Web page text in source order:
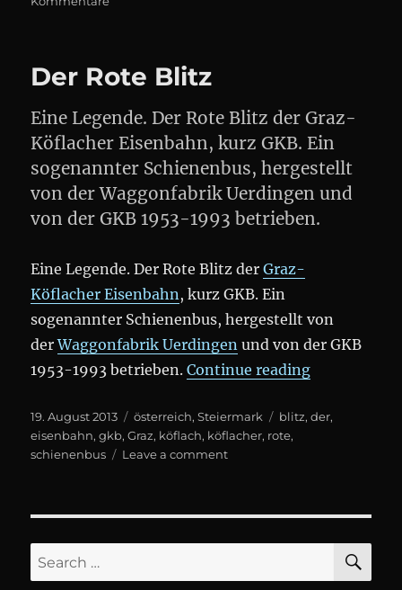
Köflacher-
übrig
blieb
Der Rote Blitz
Eine Legende. Der Rote Blitz der Graz-
Köflacher Eisenbahn, kurz GKB. Ein
sogenannter Schienenbus, hergestellt
von der Waggonfabrik Uerdingen und
von der GKB 1953-1993 betrieben.
Eine Legende. Der Rote Blitz derGraz-
Köflacher Eisenbahn , kurz GKB. Ein
sogenannter Schienenbus, hergestellt von
derWaggonfabrik Uerdingen und von der GKB
1953-1993 betrieben.Continue reading„Der Rote
Posted
on
19. August 2013 Categories
österreich,Steiermark Tags
blitz,der,
eisenbahn,gkb,Graz, köflach, köflacher, rote,
schienenbus
Leave a commenton
Search
for: